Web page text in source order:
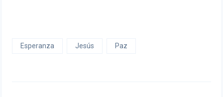
Esperanza Jesús Paz